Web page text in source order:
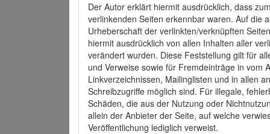
Der Autor erklärt hiermit ausdrücklich, dass
verlinkenden Seiten erkennbar waren. Auf die
Urheberschaft der verlinkten/verknüpften
hiermit ausdrücklich von allen Inhalten aller
verändert wurden. Diese Feststellung gilt für
und Verweise sowie für Fremdeinträge in vom
Linkverzeichnissen, Mailinglisten und in allen
Schreibzugriffe möglich sind. Für illegale,
Schäden, die aus der Nutzung oder
allein der Anbieter der Seite, auf welche
Veröffentlichung lediglich verweist.